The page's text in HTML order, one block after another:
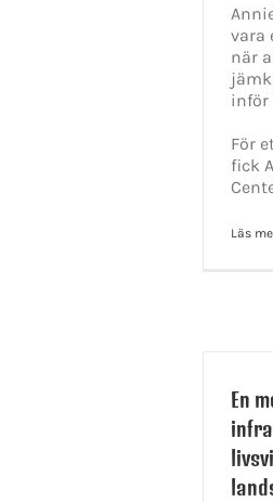
vara
när
inför
För
fick
Läs
En